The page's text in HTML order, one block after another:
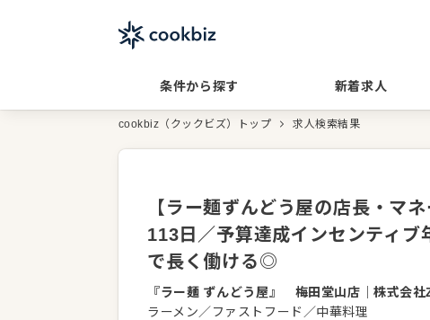
条件から探す 新着求人
cookbiz（クックビズ）トップ 求人検索結果
【ラー麺ずんどう屋の店長・マ
113日／予算達成インセンティ
で長く働ける◎
『ラー麺 ずんどう屋』 梅田堂山店 ｜株式会社
ラーメン／ファストフード／中華料理